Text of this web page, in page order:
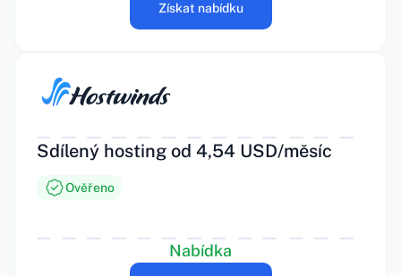
Získat nabídku
Sdílený hosting od 4,54 USD/měsíc
Ověřeno
Nabídka